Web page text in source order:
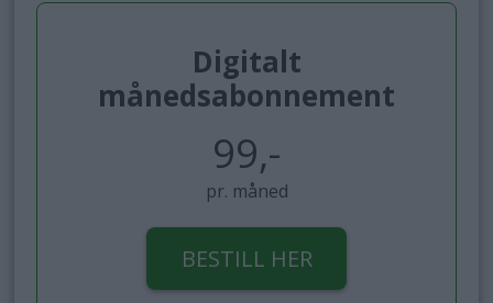
Digitalt
månedsabonnement
99,-
pr. måned
BESTILL HER